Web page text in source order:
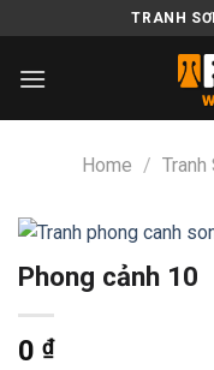
to
content
TRANH
Home / Tranh
Phong cảnh 10
0 ₫